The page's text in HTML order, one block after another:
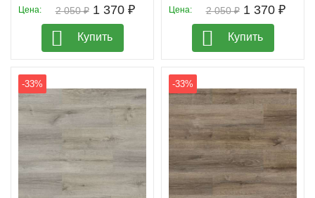
2 050 ₽
Цена: 1 370 ₽
Купить
2 050 ₽
Цена: 1 370 ₽
Купить
-33% -33%